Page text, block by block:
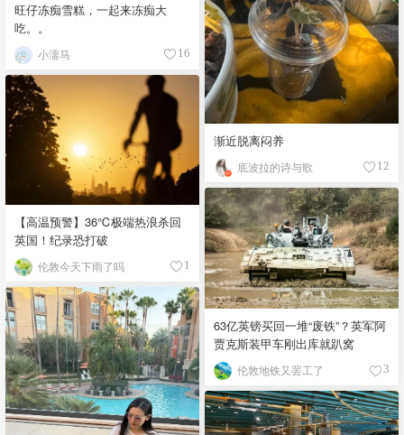
旺仔冻痴雪糕，一起来冻痴大
吃。。
小濡马 16
渐近脱离闷养
底波拉的诗与歌 12
【高温预警】36℃极端热浪杀回
英国！纪录恐打破
伦敦今天下雨了吗 1
63亿英镑买回一堆“废铁”？英军阿
贾克斯装甲车刚出库就趴窝
伦敦地铁又罢工了 3